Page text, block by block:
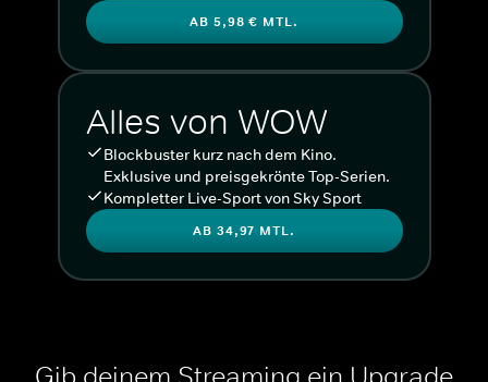
AB 5,98 € MTL.
Alles von WOW
Blockbuster kurz nach dem Kino.
Exklusive und preisgekrönte Top-Serien.
Kompletter Live-Sport von Sky Sport
AB 34,97 MTL.
Gib deinem Streaming ein Upgrade